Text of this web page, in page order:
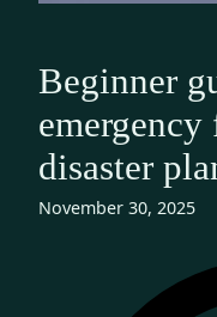
Beginner
emergency
disaster
November 30, 2025